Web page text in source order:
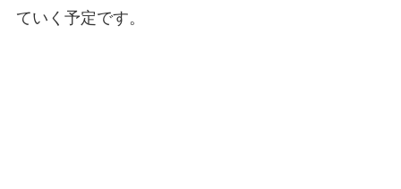
ていく予定です。